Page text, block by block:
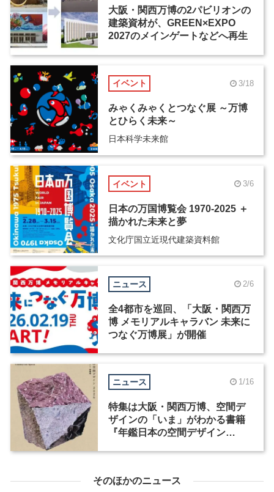
大阪・関西万博の2パビリオンの
建築資材が、GREEN×EXPO
2027のメインゲートなどへ再生
イベント 3/18
みゃくみゃくとつなぐ展 ～万博
とひらく未来～
日本科学未来館
イベント 3/6
日本の万国博覧会 1970-2025 ＋
描かれた未来と夢
文化庁国立近現代建築資料館
ニュース 2/6
全4都市を巡回、「大阪・関西万
博 メモリアルキャラバン 未来に
つなぐ万博展」が開催
ニュース 1/16
特集は大阪・関西万博、空間デ
ザインの「いま」がわかる書籍
『年鑑日本の空間デザイン
そのほかのニュース